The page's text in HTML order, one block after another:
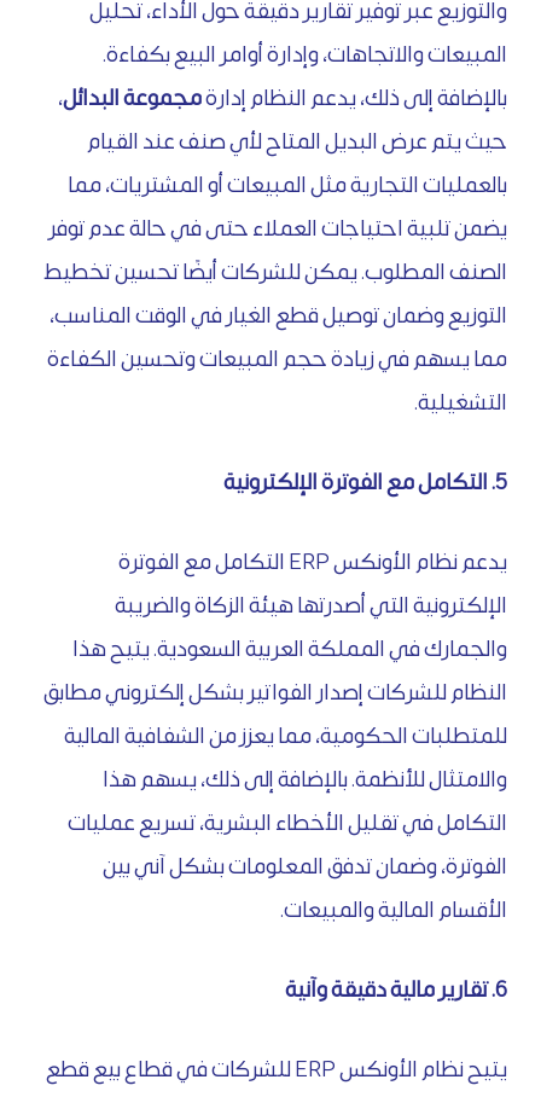
والتوزيع عبر توفير تقارير دقيقة حول الأداء، تحليل
المبيعات والاتجاهات، وإدارة أوامر البيع بكفاءة.
بالإضافة إلى ذلك، يدعم النظام إدارةمجموعة البدائل،
حيث يتم عرض البديل المتاح لأي صنف عند القيام
بالعمليات التجارية مثل المبيعات أو المشتريات، مما
يضمن تلبية احتياجات العملاء حتى في حالة عدم توفر
الصنف المطلوب. يمكن للشركات أيضًا تحسين تخطيط
التوزيع وضمان توصيل قطع الغيار في الوقت المناسب،
مما يسهم في زيادة حجم المبيعات وتحسين الكفاءة
التشغيلية.
5. التكامل مع الفوترة الإلكترونية
يدعم نظام الأونكس ERP التكامل مع الفوترة
الإلكترونية التي أصدرتها هيئة الزكاة والضريبة
والجمارك في المملكة العربية السعودية. يتيح هذا
النظام للشركات إصدار الفواتير بشكل إلكتروني مطابق
للمتطلبات الحكومية، مما يعزز من الشفافية المالية
والامتثال للأنظمة. بالإضافة إلى ذلك، يسهم هذا
التكامل في تقليل الأخطاء البشرية، تسريع عمليات
الفوترة، وضمان تدفق المعلومات بشكل آني بين
الأقسام المالية والمبيعات.
6. تقارير مالية دقيقة وآنية
يتيح نظام الأونكس ERP للشركات في قطاع بيع قطع